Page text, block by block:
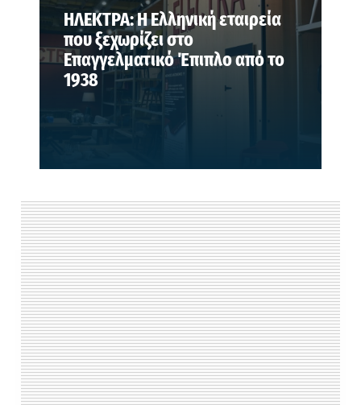
ΗΛΕΚΤΡΑ: Η Ελληνική εταιρεία
που ξεχωρίζει στο
Επαγγελματικό Έπιπλο από το
1938